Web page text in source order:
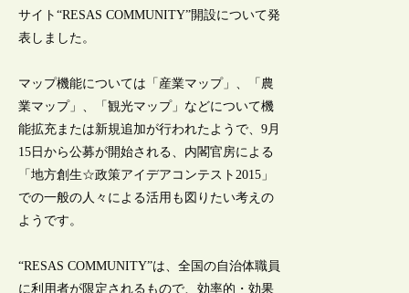
サイト“RESAS COMMUNITY”開設について発
表しました。
マップ機能については「産業マップ」、「農
業マップ」、「観光マップ」などについて機
能拡充または新規追加が行われたようで、9月
15日から公募が開始される、内閣官房による
「地方創生☆政策アイデアコンテスト2015」
での一般の人々による活用も図りたい考えの
ようです。
“RESAS COMMUNITY”は、全国の自治体職員
に利用者が限定されるもので、効率的・効果